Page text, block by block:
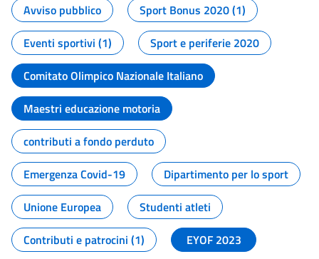
Avviso pubblico
Sport Bonus 2020 (1)
Eventi sportivi (1)
Sport e periferie 2020
Comitato Olimpico Nazionale Italiano
Maestri educazione motoria
contributi a fondo perduto
Emergenza Covid-19
Dipartimento per lo sport
Unione Europea
Studenti atleti
Contributi e patrocini (1)
EYOF 2023